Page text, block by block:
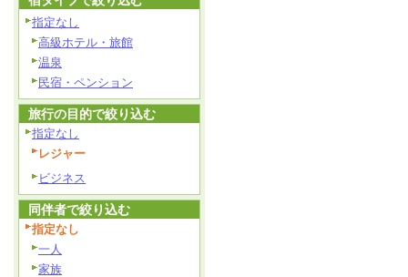
指定なし
高級ホテル・旅館
温泉
民宿・ペンション
旅行の目的で絞り込む
指定なし
レジャー
ビジネス
同伴者で絞り込む
指定なし
一人
家族